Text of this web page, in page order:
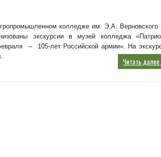
музей
колледжа
колледже им. Э.А. Верновского
экскурсии в музей колледжа
– 105-лет Российской армии». На
Читать далее